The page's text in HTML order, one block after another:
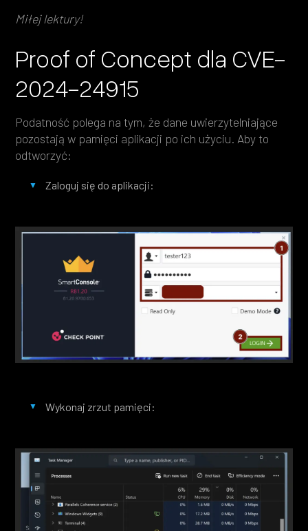
Miłej lektury!
Proof of Concept dla CVE-
2024-24915
Podatność polega na tym, że dane uwierzytelniające
pozostają w pamięci aplikacji po ich użyciu. Aby to
odtworzyć:
Zaloguj się do aplikacji:
Wykonaj zrzut pamięci: